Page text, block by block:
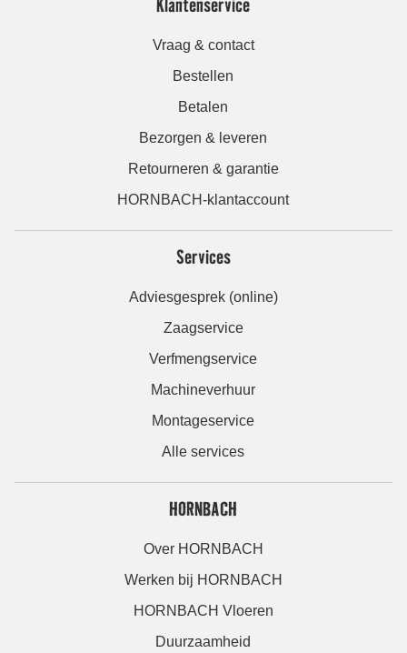
Vraag & contact
Bestellen
Betalen
Bezorgen & leveren
Retourneren & garantie
HORNBACH-klantaccount
Services
Adviesgesprek (online)
Zaagservice
Verfmengservice
Machineverhuur
Montageservice
Alle services
HORNBACH
Over HORNBACH
Werken bij HORNBACH
HORNBACH Vloeren
Duurzaamheid